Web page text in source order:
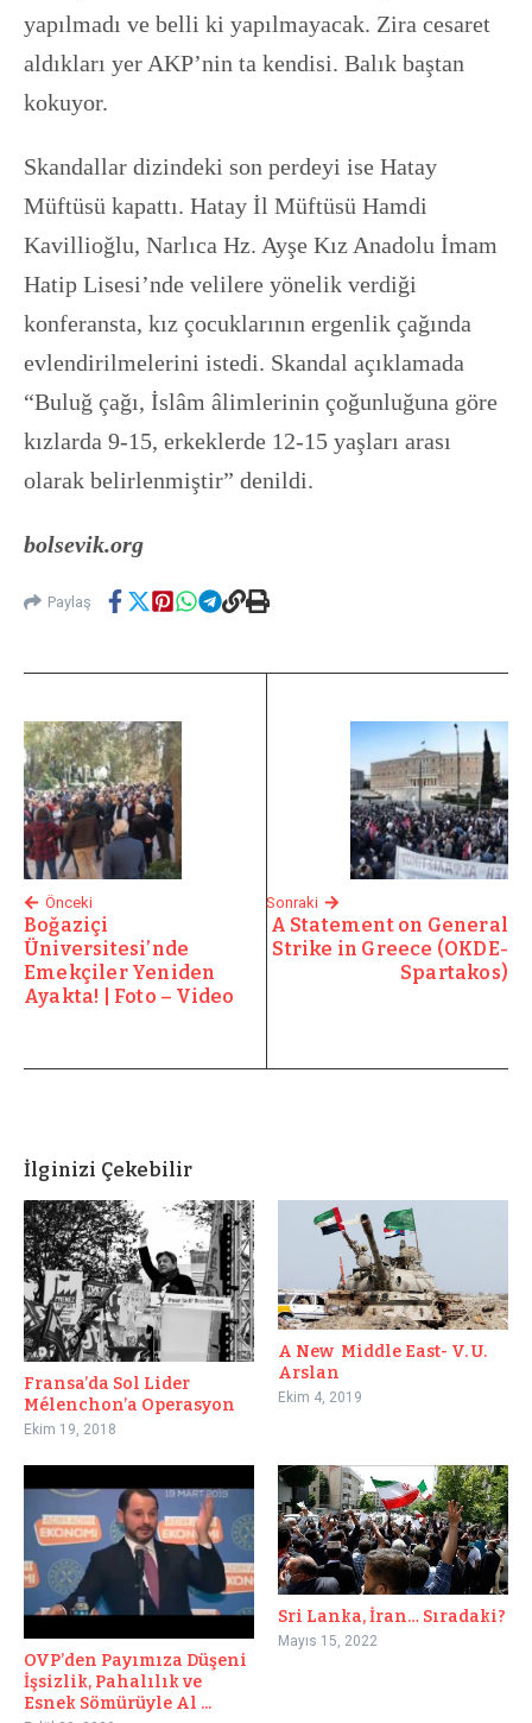
yapılmadı ve belli ki yapılmayacak. Zira cesaret
aldıkları yer AKP’nin ta kendisi. Balık baştan
kokuyor.
Skandallar dizindeki son perdeyi ise Hatay
Müftüsü kapattı. Hatay İl Müftüsü Hamdi
Kavillioğlu, Narlıca Hz. Ayşe Kız Anadolu İmam
Hatip Lisesi’nde velilere yönelik verdiği
konferansta, kız çocuklarının ergenlik çağında
evlendirilmelerini istedi. Skandal açıklamada
“Buluğ çağı, İslâm âlimlerinin çoğunluğuna göre
kızlarda 9-15, erkeklerde 12-15 yaşları arası
olarak belirlenmiştir” denildi.
bolsevik.org
Paylaş
Önceki
Boğaziçi
Üniversitesi’nde
Emekçiler Yeniden
Ayakta! | Foto – Video
Sonraki
A Statement on General
Strike in Greece (OKDE-
Spartakos)
İlginizi Çekebilir
Fransa’da Sol Lider
Mélenchon’a Operasyon
Ekim 19, 2018
A New Middle East- V. U.
Arslan
Ekim 4, 2019
OVP’den Payımıza Düşeni
İşsizlik, Pahalılık ve
Esnek Sömürüyle Al ...
Sri Lanka, İran… Sıradaki?
Mayıs 15, 2022